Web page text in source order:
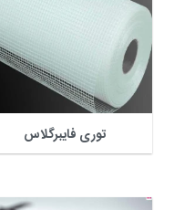
توری فایبرگلاس